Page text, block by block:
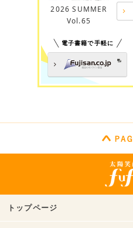
2026 SUMMER
Vol.65
電子書籍で手軽に
トップページ